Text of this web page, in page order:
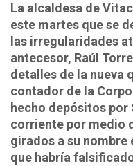
La alcaldesa de
este martes que se
las irregularidades
antecesor, Raúl
detalles de la nueva
contador de la
hecho depósitos por
corriente por medio
girados a su nombre
que habría